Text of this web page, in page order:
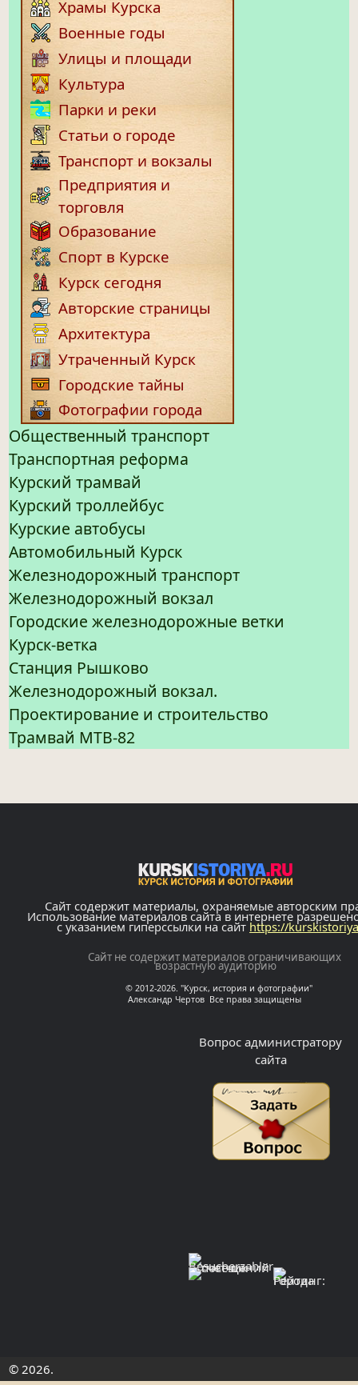
Храмы Курска
Военные годы
Улицы и площади
Культура
Парки и реки
Статьи о городе
Транспорт и вокзалы
Предприятия и
торговля
Образование
Спорт в Курске
Курск сегодня
Авторские страницы
Архитектура
Утраченный Курск
Городские тайны
Фотографии города
Общественный транспорт
Транспортная реформа
Курский трамвай
Курский троллейбус
Курские автобусы
Автомобильный Курск
Железнодорожный транспорт
Железнодорожный вокзал
Городские железнодорожные ветки
Курск-ветка
Станция Рышково
Железнодорожный вокзал.
Проектирование и строительство
Трамвай МТВ-82
Сайт содержит материалы, охраняемые авторским
Использование материалов сайта в интернете
с указанием гиперссылки на сайтhttps://
Сайт не содержит материалов ограничивающих
возрастную аудиторию
© 2012-2026. "Курск, история и фотографии"
Александр Чертов Все права защищены
Вопрос администратору
сайта
© 2026.